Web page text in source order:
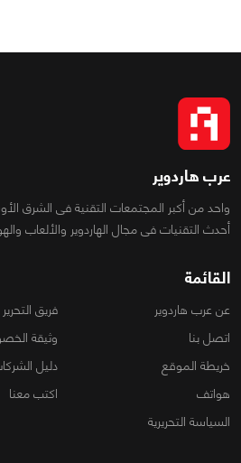
عرب هاردوير
واحد من أكبر المجتمعات التقنية فى الشرق
أحدث التقنيات فى مجال الهاردوير والألعاب
القائمة
عن عرب هاردوير
فريق التحرير
اتصل بنا
وثيقة
خريطة الموقع
دليل
هواتف
اكتب معنا
السياسة التحريرية